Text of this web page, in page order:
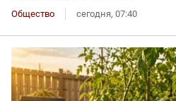
Общество сегодня, 07:40